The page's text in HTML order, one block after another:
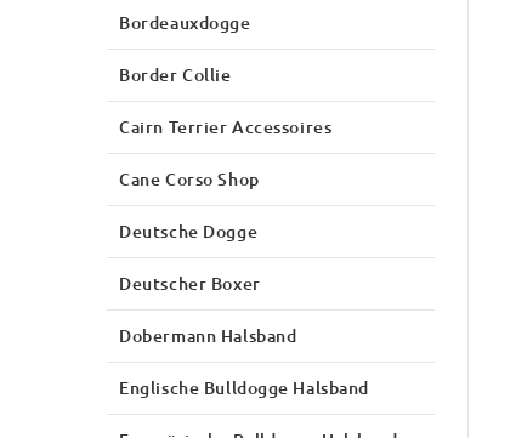
Bordeauxdogge
Border Collie
Cairn Terrier Accessoires
Cane Corso Shop
Deutsche Dogge
Deutscher Boxer
Dobermann Halsband
Englische Bulldogge Halsband